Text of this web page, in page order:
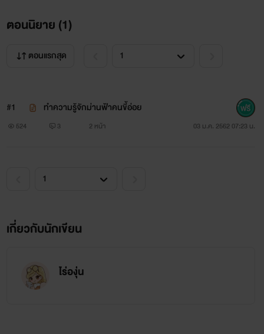
เอาเป็นว่าติดตามไปเรื่อยๆ ก็จะรู้เองนะคะ
เอาล่ะไรท์ไม่พูดพร่ำทำเพลงและไปดูอิมเมจของนายเอ
ตอนนิยาย (1)
ตอนแรกสุด
#1 ทำความรู้จักม่านฟ้าคนขี้อ่อย
524 3 2 หน้า 03 ม.ค. 2562 07:23 น.
เกี่ยวกับนักเขียน
ไร่องุ่น